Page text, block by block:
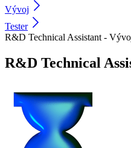
Vývoj
Tester
R&D Technical Assistant -
R&D Technical